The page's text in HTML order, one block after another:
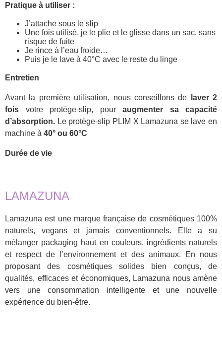
Pratique à utiliser :
J’attache sous le slip
Une fois utilisé, je le plie et le glisse dans un sac, sans
risque de fuite
Je rince à l’eau froide…
Puis je le lave à 40°C avec le reste du linge
Entretien
Avant la première utilisation, nous conseillons de laver 2
fois votre protège-slip, pour augmenter sa capacité
d’absorption. Le protège-slip PLIM X Lamazuna se lave en
machine à 40° ou 60°C
Durée de vie
LAMAZUNA
Lamazuna est une marque française de cosmétiques 100%
naturels, vegans et jamais conventionnels. Elle a su
mélanger packaging haut en couleurs, ingrédients naturels
et respect de l’environnement et des animaux. En nous
proposant des cosmétiques solides bien conçus, de
qualités, efficaces et économiques, Lamazuna nous amène
vers une consommation intelligente et une nouvelle
expérience du bien-être.